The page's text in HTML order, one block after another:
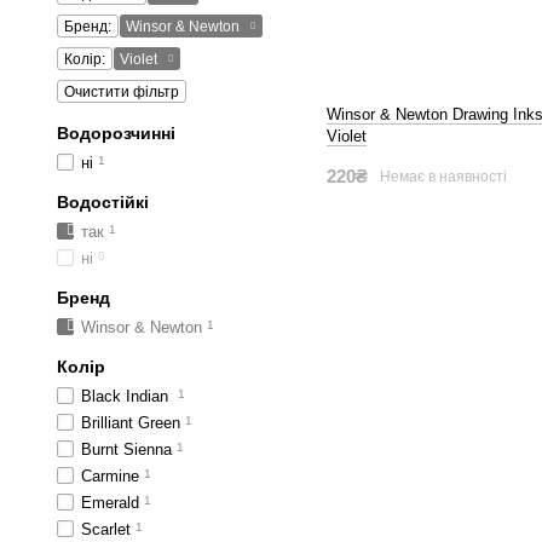
Winsor & Newton Drawing
Violet
220₴ Немає в наявності
Бренд:
Winsor & Newton
Колір:
Violet
Очистити фільтр
Водорозчинні
ні 1
Водостійкі
так 1
ні 0
Бренд
Winsor & Newton 1
Колір
Black Indian 1
Brilliant Green 1
Burnt Sienna 1
Carmine 1
Emerald 1
Scarlet 1